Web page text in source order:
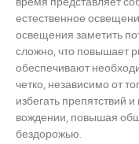
естественное
освещения заметить
сложно, что повышает
обеспечивают
четко, независимо от
избегать препятствий
вождении, повышая
бездорожью.